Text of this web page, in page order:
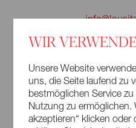
+49 (0)
02826
WIR
Unsere Website
uns, die Seite laufend zu
bestmöglichen Service
Nutzung zu ermöglichen.
akzeptieren“ klicken oder